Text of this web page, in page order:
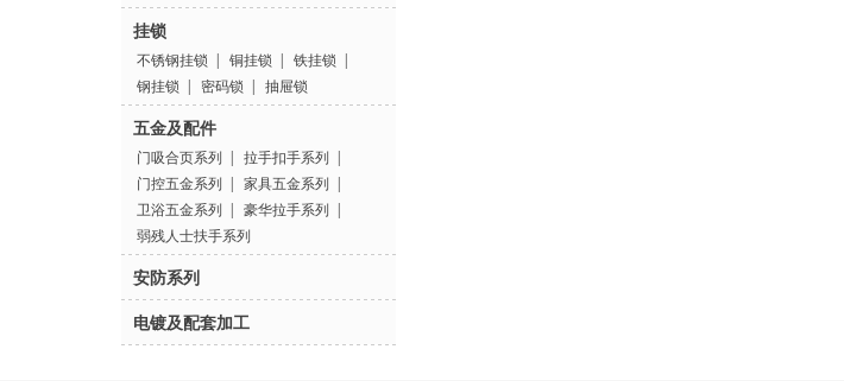
挂锁
不锈钢挂锁 | 铜挂锁 | 铁挂锁 |
钢挂锁 | 密码锁 | 抽屉锁
五金及配件
门吸合页系列 | 拉手扣手系列 |
门控五金系列 | 家具五金系列 |
卫浴五金系列 | 豪华拉手系列 |
弱残人士扶手系列
安防系列
电镀及配套加工